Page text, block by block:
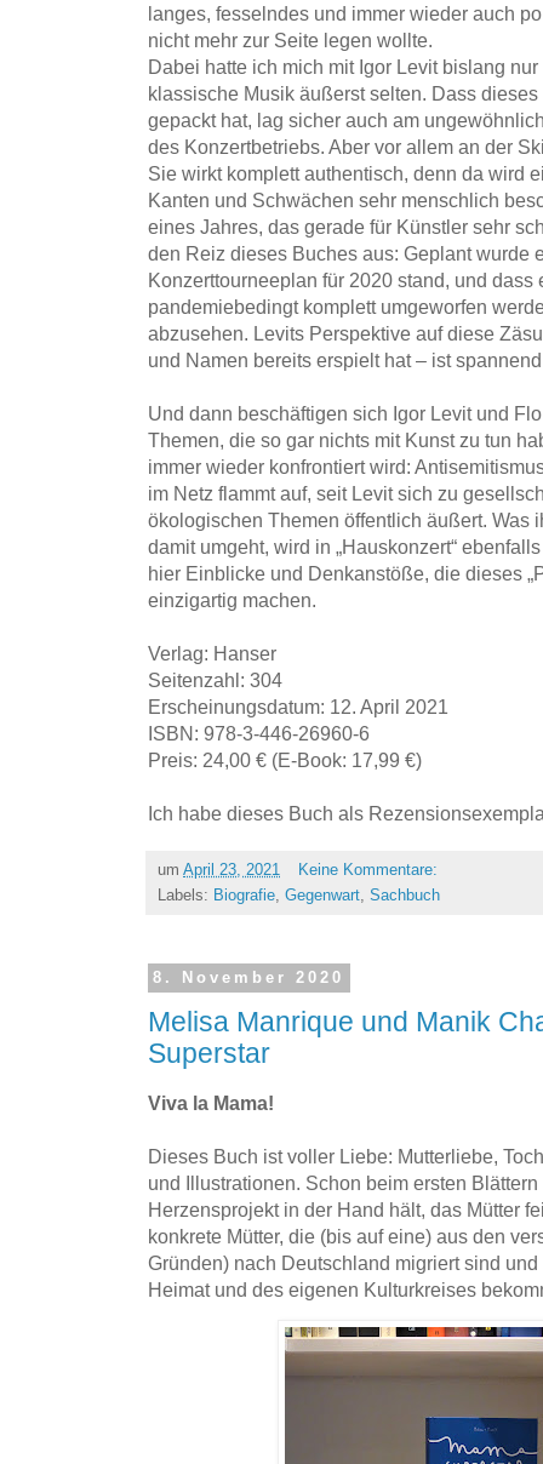
langes, fesselndes und immer wieder auch
nicht mehr zur Seite legen wollte.
Dabei hatte ich mich mit Igor Levit bislang
klassische Musik äußerst selten. Dass
gepackt hat, lag sicher auch am
des Konzertbetriebs. Aber vor allem an der
Sie wirkt komplett authentisch, denn da wird
Kanten und Schwächen sehr menschlich
eines Jahres, das gerade für Künstler sehr
den Reiz dieses Buches aus: Geplant wurde
Konzerttourneeplan für 2020 stand, und dass
pandemiebedingt komplett umgeworfen
abzusehen. Levits Perspektive auf diese
und Namen bereits erspielt hat – ist
Und dann beschäftigen sich Igor Levit und
Themen, die so gar nichts mit Kunst zu tun
immer wieder konfrontiert wird:
im Netz flammt auf, seit Levit sich zu
ökologischen Themen öffentlich äußert. Was
damit umgeht, wird in „Hauskonzert“
hier Einblicke und Denkanstöße, die dieses
einzigartig machen.
Verlag: Hanser
Seitenzahl: 304
Erscheinungsdatum: 12. April 2021
ISBN: 978-3-446-26960-6
Preis: 24,00 € (E-Book: 17,99 €)
Ich habe dieses Buch als
um April 23, 2021
Keine Kommentare:
Labels: Biografie Gegenwart Sachbuch
8. November 2020
Melisa Manrique und Manik
Superstar
Viva la Mama!
Dieses Buch ist voller Liebe: Mutterliebe,
und Illustrationen. Schon beim ersten
Herzensprojekt in der Hand hält, das Mütter
konkrete Mütter, die (bis auf eine) aus den
Gründen) nach Deutschland migriert sind
Heimat und des eigenen Kulturkreises